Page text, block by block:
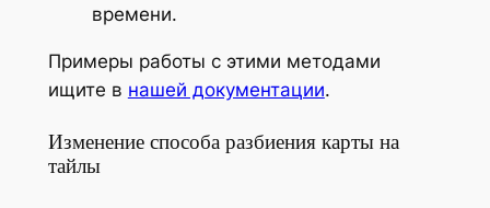
времени.
Примеры работы с этими методами
ищите в нашей документации.
Изменение способа разбиения карты на
тайлы